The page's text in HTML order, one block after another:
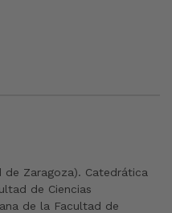
de Zaragoza). Catedrática
de Ciencias
de la Facultad de